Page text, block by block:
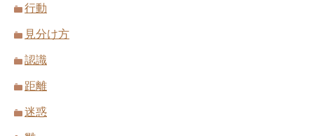
行動
見分け方
認識
距離
迷惑